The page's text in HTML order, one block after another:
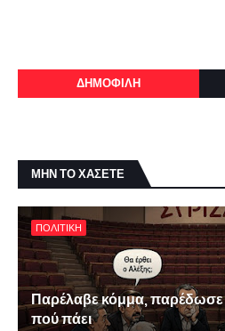
ΔΗΜΟΦΙΛΗ
ΜΗΝ ΤΟ ΧΑΣΕΤΕ
ΠΟΛΙΤΙΚΗ
Παρέλαβε κόμμα, παρέδωσε
πού πάει